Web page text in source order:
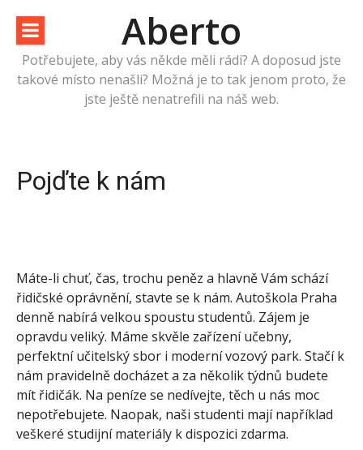
obsah
Aberto
Potřebujete, aby vás někde měli rádi? A doposud jste
takové místo nenašli? Možná je to tak jenom proto, že
jste ještě nenatrefili na náš web.
Pojďte k nám
Máte-li chuť, čas, trochu peněz a hlavně Vám schází
řidičské oprávnění, stavte se k nám. Autoškola Praha
denně nabírá velkou spoustu studentů. Zájem je
opravdu veliký. Máme skvěle zařízení učebny,
perfektní učitelský sbor i moderní vozový park. Stačí k
nám pravidelně docházet a za několik týdnů budete
mít řidičák. Na peníze se nedívejte, těch u nás moc
nepotřebujete. Naopak, naši studenti mají například
veškeré studijní materiály k dispozici zdarma.